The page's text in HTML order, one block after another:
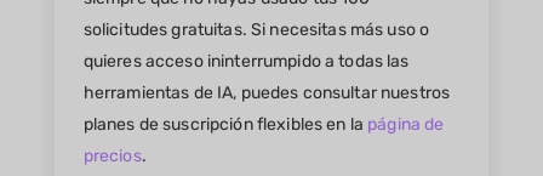
solicitudes gratuitas. Si necesitas más uso o
quieres acceso ininterrumpido a todas las
herramientas de IA, puedes consultar nuestros
planes de suscripción flexibles en la página de
precios.